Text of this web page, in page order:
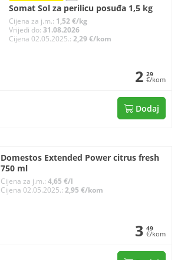
Somat Sol za perilicu posuđa 1,5 kg
Cijena za j.m.: 1,52 €/kg
Vrijedi do: 31.08.2026
Cijena 02.05.2025.: 2,29 €/kom
2 29
€/kom
Dodaj
Domestos Extended Power citrus fresh
750 ml
Cijena za j.m.: 4,65 €/l
Cijena 02.05.2025.: 2,95 €/kom
3 49
€/kom